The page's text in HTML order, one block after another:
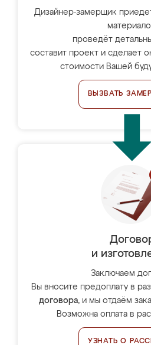
Дизайнер-замерщик
проведёт
составит проект и сделает
стоимости Вашей
ВЫЗВАТЬ
и
Заключаем
Вы вносите предоплату в
договора, и мы отдаём
Возможна оплата в
УЗНАТЬ О